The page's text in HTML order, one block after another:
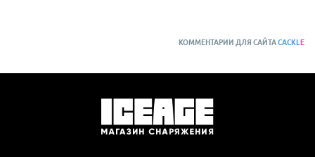
КОММЕНТАРИИ ДЛЯ САЙТАCACKLE